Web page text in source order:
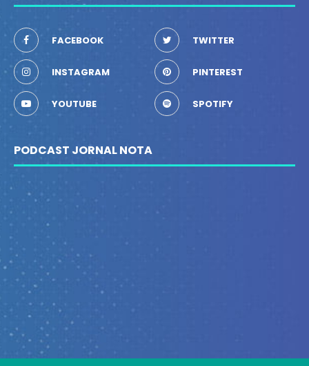
FACEBOOK TWITTER
INSTAGRAM PINTEREST
YOUTUBE SPOTIFY
PODCAST JORNAL NOTA